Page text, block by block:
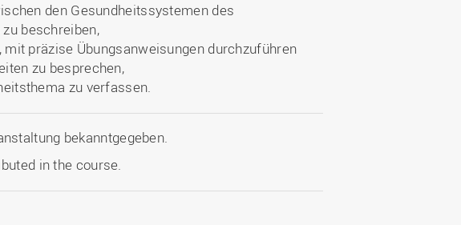
den Gesundheitssystemen des
beschreiben,
präzise Übungsanweisungen durchzuführen
zu besprechen,
zu verfassen.
bekanntgegeben.
in the course.